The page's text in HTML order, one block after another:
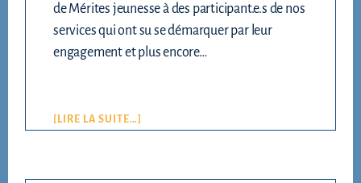
de Mérites jeunesse à des participant.e.s de nos
services qui ont su se démarquer par leur
engagement et plus encore…
[LIRE LA SUITE…]